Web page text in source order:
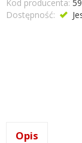
Kod producenta:
Dostępność:
Opis